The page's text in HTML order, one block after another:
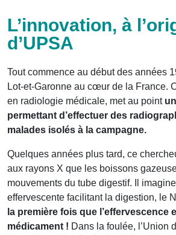
L’innovation, à
d’UPSA
Tout commence au début des années
Lot-et-Garonne au cœur de la France.
en radiologie médicale, met au point
permettant d’effectuer des
malades isolés à la campagne.
Quelques années plus tard, ce
aux rayons X que les boissons
mouvements du tube digestif. Il
effervescente facilitant la digestion, le
la première fois que l’effervescence
médicament ! Dans la foulée, l’Union